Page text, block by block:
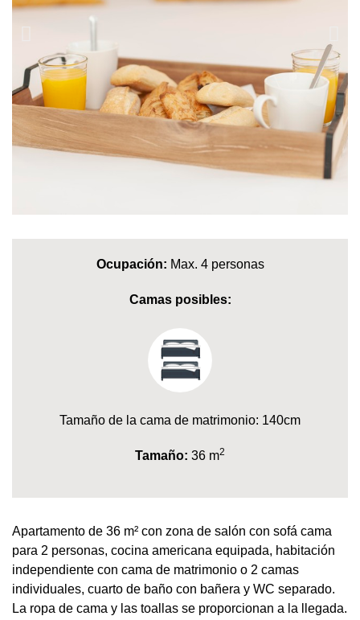
Ocupación: Max. 4 personas
Camas posibles:
Tamaño de la cama de matrimonio: 140cm
Tamaño: 36 m2
Apartamento de 36 m² con zona de salón con sofá cama
para 2 personas, cocina americana equipada, habitación
independiente con cama de matrimonio o 2 camas
individuales, cuarto de baño con bañera y WC separado.
La ropa de cama y las toallas se proporcionan a la llegada.